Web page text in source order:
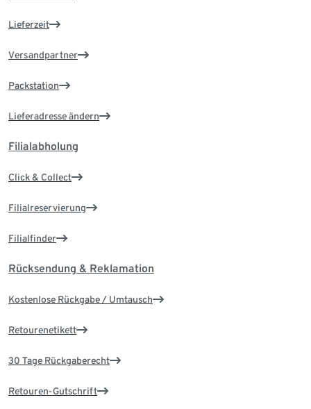
Lieferzeit
Versandpartner
Packstation
Lieferadresse ändern
Filialabholung
Click & Collect
Filialreservierung
Filialfinder
Rücksendung & Reklamation
Kostenlose Rückgabe / Umtausch
Retourenetikett
30 Tage Rückgaberecht
Retouren-Gutschrift